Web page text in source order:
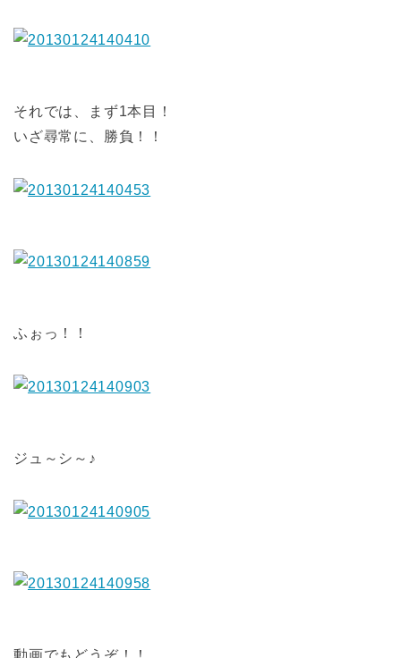
それでは、まず1本目！
いざ尋常に、勝負！！
ふぉっ！！
ジュ～シ～♪
動画でもどうぞ！！